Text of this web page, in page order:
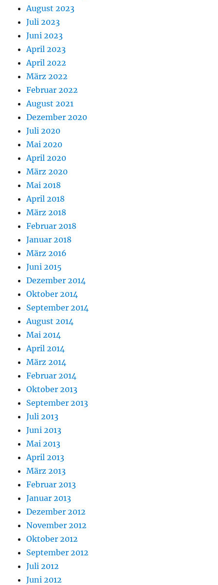
August 2023
Juli 2023
Juni 2023
April 2023
April 2022
März 2022
Februar 2022
August 2021
Dezember 2020
Juli 2020
Mai 2020
April 2020
März 2020
Mai 2018
April 2018
März 2018
Februar 2018
Januar 2018
März 2016
Juni 2015
Dezember 2014
Oktober 2014
September 2014
August 2014
Mai 2014
April 2014
März 2014
Februar 2014
Oktober 2013
September 2013
Juli 2013
Juni 2013
Mai 2013
April 2013
März 2013
Februar 2013
Januar 2013
Dezember 2012
November 2012
Oktober 2012
September 2012
Juli 2012
Juni 2012